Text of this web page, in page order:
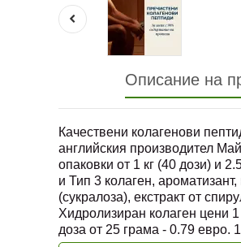
Описание на
Качествени колагенови
английския производител
опаковки от 1 кг (40 дози) и
и Тип 3 колаген,
(сукралоза), екстракт от
Хидролизиран колаген цени
доза от 25 грама - 0.79 евро.